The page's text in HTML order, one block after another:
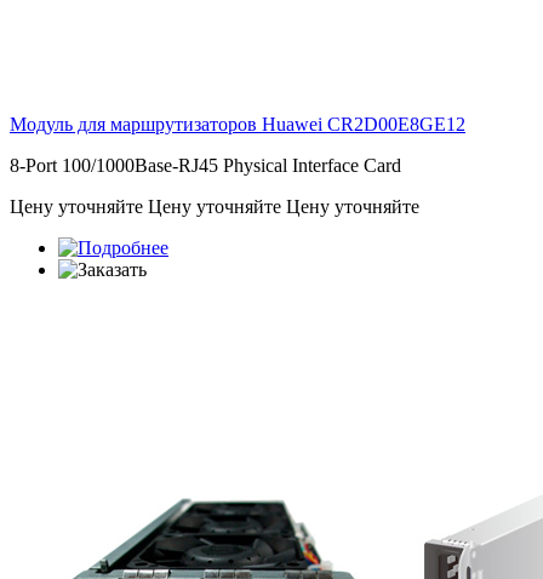
Модуль для маршрутизаторов Huawei CR2D00E8GE12
8-Port 100/1000Base-RJ45 Physical Interface Card
Цену уточняйте Цену уточняйте Цену уточняйте